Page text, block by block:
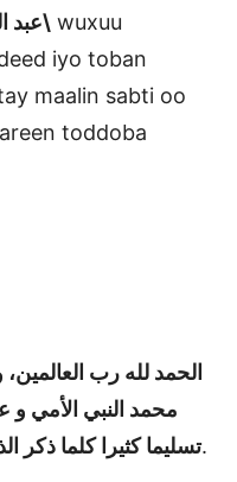
عبدبن أنيس\ wuxuu
iyo toban
maalin sabti oo
toddoba
الحمد لله رب العالمين،
محمد النبي الأمي و
تسليما كثيرا كلما ذكر.